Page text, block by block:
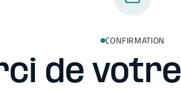
CONFIRMATION
de